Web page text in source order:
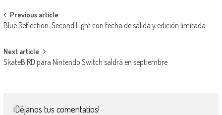
Navegación de entradas
Previous article
Blue Reflection: Second Light con fecha de salida y edición limitada
Next article
SkateBIRD para Nintendo Switch saldrá en septiembre
¡Déjanos tus comentatios!